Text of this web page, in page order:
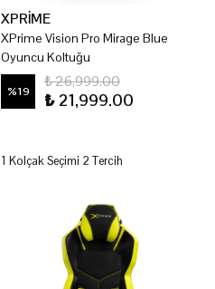
XPRİME
XPrime Vision Pro Mirage Blue
Oyuncu Koltuğu
%19
₺ 26,999.00
₺ 21,999.00
1 Kolçak Seçimi 2 Tercih